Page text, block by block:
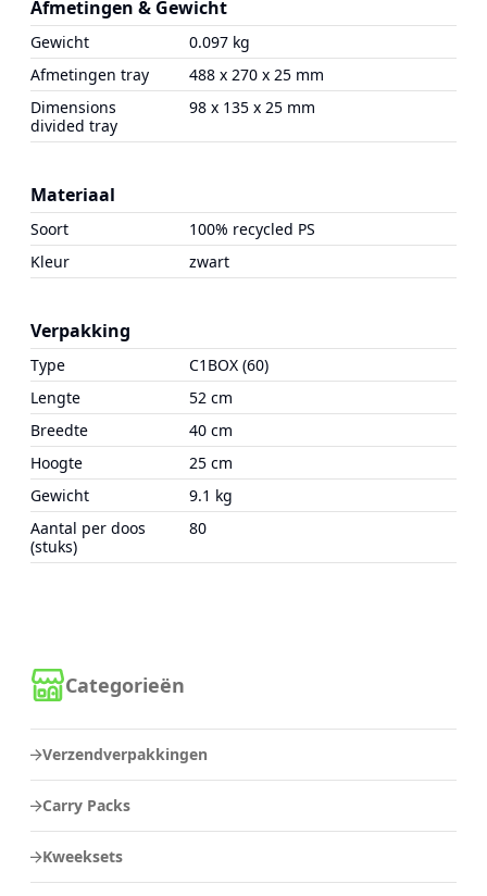
Categorieën
Verzendverpakkingen
Carry Packs
Kweeksets
Afmetingen & Gewicht
Gewicht
0.097 kg
Afmetingen tray
488 x 270 x 25 mm
Dimensions
divided tray
98 x 135 x 25 mm
Materiaal
Soort
100% recycled PS
Kleur
zwart
Verpakking
Type
C1BOX (60)
Lengte
52 cm
Breedte
40 cm
Hoogte
25 cm
Gewicht
9.1 kg
Aantal per doos
(stuks)
80